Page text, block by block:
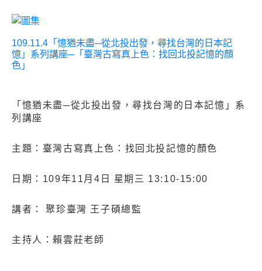
109.11.4「憶猶未盡─從北投出發，尋找台灣的日本記
憶」系列講座─「臺灣古寫真上色：找回北投記憶的顏
色」
「憶猶未盡─從北投出發，尋找台灣的日本記憶」系
列講座
主題：臺灣古寫真上色：找回北投記憶的顏色
日期：109年11月4日 星期三 13:10-15:00
講者： 聚珍臺灣 王子碩總監
主持人：賴雲莊老師